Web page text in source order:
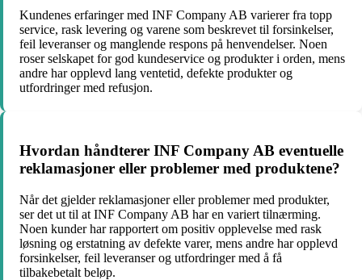
Kundenes erfaringer med INF Company AB varierer fra topp
service, rask levering og varene som beskrevet til forsinkelser,
feil leveranser og manglende respons på henvendelser. Noen
roser selskapet for god kundeservice og produkter i orden, mens
andre har opplevd lang ventetid, defekte produkter og
utfordringer med refusjon.
Hvordan håndterer INF Company AB eventuelle
reklamasjoner eller problemer med produktene?
Når det gjelder reklamasjoner eller problemer med produkter,
ser det ut til at INF Company AB har en variert tilnærming.
Noen kunder har rapportert om positiv opplevelse med rask
løsning og erstatning av defekte varer, mens andre har opplevd
forsinkelser, feil leveranser og utfordringer med å få
tilbakebetalt beløp.